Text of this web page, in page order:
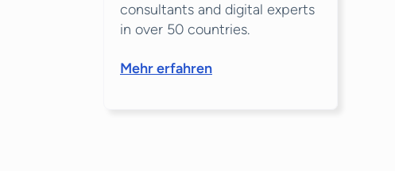
consultants and digital experts
in over 50 countries.
Mehr erfahren